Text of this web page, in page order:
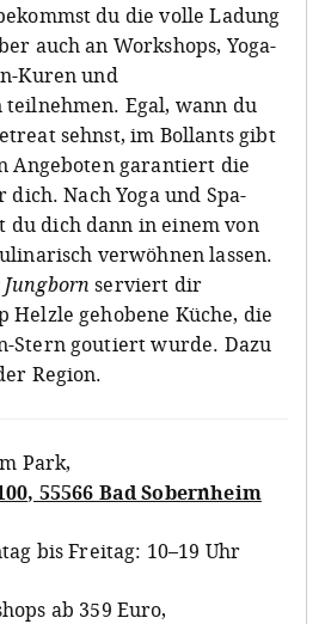
du die volle Ladung
auch an Workshops, Yoga-
Kuren und
Egal, wann du
sehnst, im Bollants gibt
Angeboten garantiert die
Nach Yoga und Spa-
du dich dann in einem von
verwöhnen lassen.
Jungborn serviert dir
Helzle gehobene Küche, die
Stern goutiert wurde. Dazu
Region.
Park,
55566 Bad Sobernheim
bis Freitag: 10–19 Uhr
ab 359 Euro,